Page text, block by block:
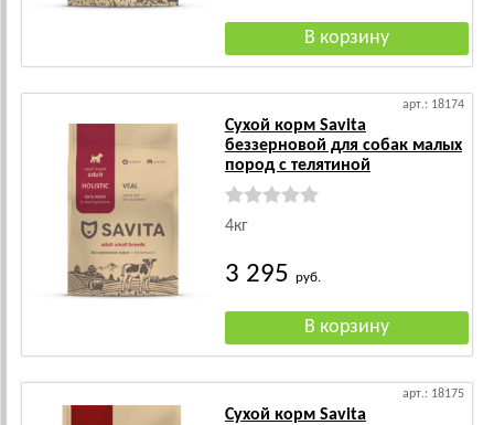
арт.: 18174
Сухой корм Savita
беззерновой для собак малых
пород с телятиной
4кг
3 295 руб.
арт.: 18175
Сухой корм Savita